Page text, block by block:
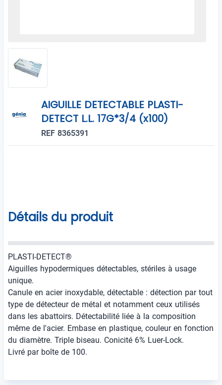
AIGUILLE DETECTABLE PLASTI-
DETECT L.L. 17G*3/4 (x100)
REF 8365391
Détails du produit
PLASTI-DETECT®
Aiguilles hypodermiques détectables, stériles à usage
unique.
Canule en acier inoxydable, détectable : détection par tout
type de détecteur de métal et notamment ceux utilisés
dans les abattoirs. Détectabilité liée à la composition
même de l'acier. Embase en plastique, couleur en fonction
du diamètre. Triple biseau. Conicité 6% Luer-Lock.
Livré par boîte de 100.